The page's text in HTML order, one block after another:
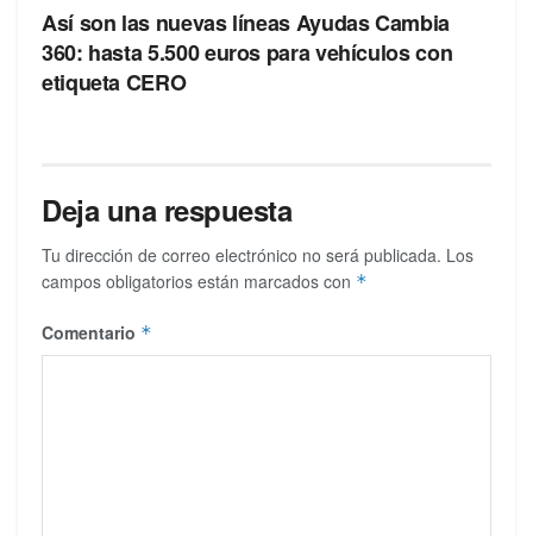
Así son las nuevas líneas Ayudas Cambia
360: hasta 5.500 euros para vehículos con
etiqueta CERO
Deja una respuesta
Tu dirección de correo electrónico no será publicada. Los
campos obligatorios están marcados con *
Comentario *